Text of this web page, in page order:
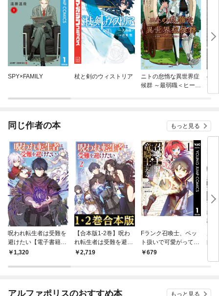
SPY×FAMILY 杖と剣のウィストリア
ニトの怠惰な異世界症
候群 ～最弱職＜ヒーラ
た
同じ作者の本 もっと見る
呪われ転生者は受難を
避けたい【電子書籍限
定書き下ろしSS付
1,320
【合本版1-2巻】呪わ
れ転生者は受難を避け
たい2,719
Fランク召喚士、ペッ
ト扱いで可愛がってい
た召喚獣がバハムート
679
師
アルファポリスのおすすめ本 もっと見る